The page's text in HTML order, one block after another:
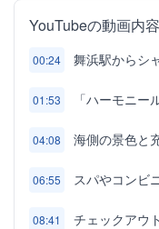
YouTubeの動画内容
00:24 舞浜駅からシ
01:53 「ハーモニー
04:08 海側の景色と
06:55 スパやコンビ
08:41 チェックアウ